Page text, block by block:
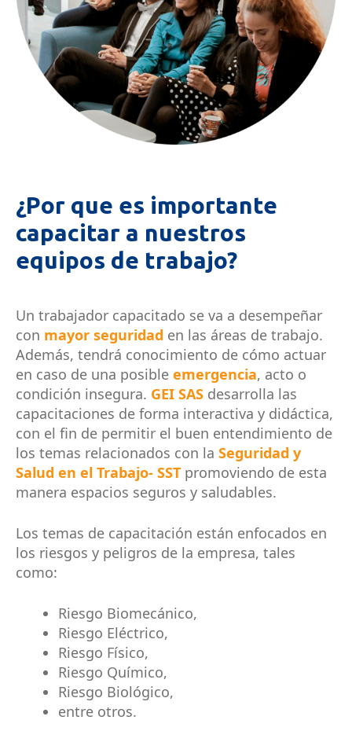
¿Por que es importante
capacitar a nuestros
equipos de trabajo?
Un trabajador capacitado se va a desempeñar
con mayor seguridad en las áreas de trabajo.
Además, tendrá conocimiento de cómo actuar
en caso de una posible emergencia, acto o
condición insegura. GEI SAS desarrolla las
capacitaciones de forma interactiva y didáctica,
con el fin de permitir el buen entendimiento de
los temas relacionados con la Seguridad y
Salud en el Trabajo- SST promoviendo de esta
manera espacios seguros y saludables.
Los temas de capacitación están enfocados en
los riesgos y peligros de la empresa, tales
como:
Riesgo Biomecánico,
Riesgo Eléctrico,
Riesgo Físico,
Riesgo Químico,
Riesgo Biológico,
entre otros.